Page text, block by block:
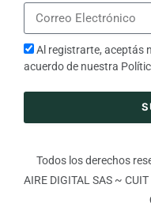
Al registrarte, aceptás
acuerdo de nuestra
Todos los derechos
AIRE DIGITAL SAS ~